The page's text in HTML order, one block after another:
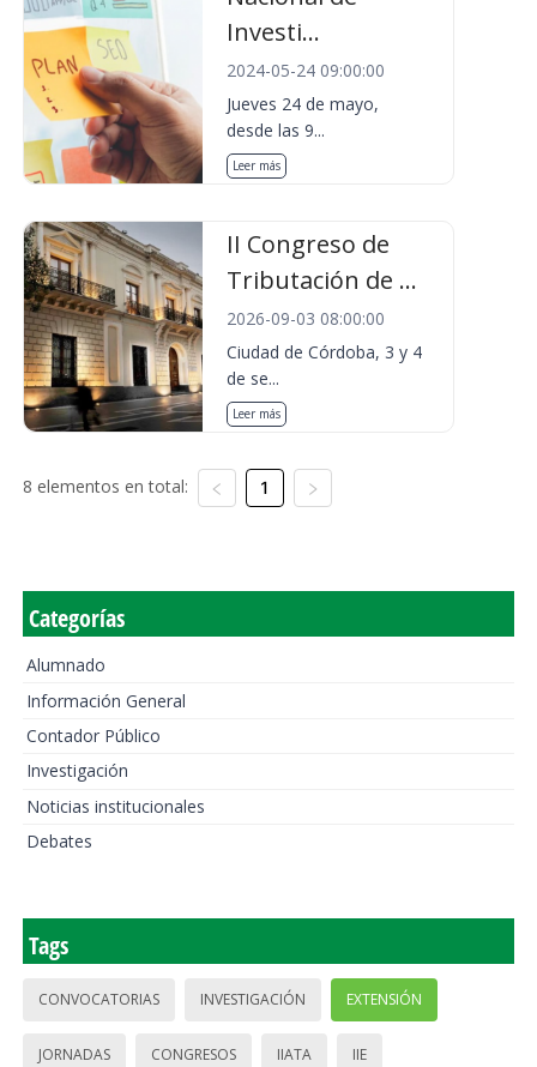
Investi...
2024-05-24 09:00:00
Jueves 24 de mayo,
desde las 9...
Leer más
II Congreso de
Tributación de ...
2026-09-03 08:00:00
Ciudad de Córdoba, 3 y 4
de se...
Leer más
8 elementos en total: 1
Categorías
Alumnado
Información General
Contador Público
Investigación
Noticias institucionales
Debates
Tags
CONVOCATORIAS INVESTIGACIÓN EXTENSIÓN
JORNADAS CONGRESOS IIATA IIE